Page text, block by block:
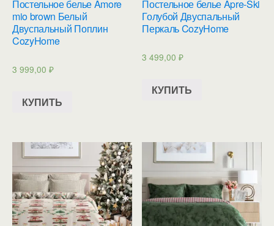
Постельное белье Amore
mio brown Белый
Двуспальный Поплин
CozyHome
3 999,00 ₽
КУПИТЬ
Постельное белье Apre-Ski
Голубой Двуспальный
Перкаль CozyHome
3 499,00₽
КУПИТЬ